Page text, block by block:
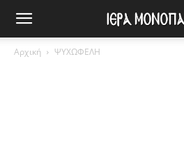
Αρχική ΨΥΧΩΦΕΛΗ